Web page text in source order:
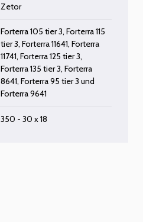
Zetor
Forterra 105 tier 3,Forterra 115
tier 3,Forterra 11641,Forterra
11741,Forterra 125 tier 3,
Forterra 135 tier 3,Forterra
8641,Forterra 95 tier 3 und
Forterra 9641
350 - 30 x 18